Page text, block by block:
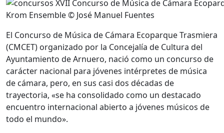
Krom Ensemble © José Manuel Fuentes
El Concurso de Música de Cámara Ecoparque Trasmiera
(CMCET) organizado por la Concejalía de Cultura del
Ayuntamiento de Arnuero, nació como un concurso de
carácter nacional para jóvenes intérpretes de música
de cámara, pero, en sus casi dos décadas de
trayectoria, «se ha consolidado como un destacado
encuentro internacional abierto a jóvenes músicos de
todo el mundo».